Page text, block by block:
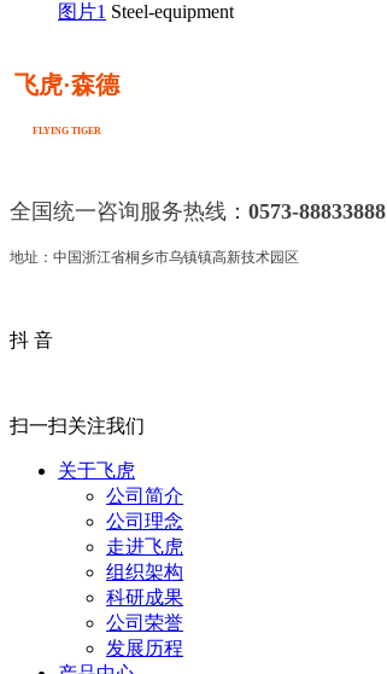
图片1 Steel-equipment
飞虎·森德
FLYING TIGER
全国统一咨询服务热线： 0573-88833888
地址：中国浙江省桐乡市乌镇镇高新技术园区
抖 音
扫一扫关注我们
关于飞虎
公司简介
公司理念
走进飞虎
组织架构
科研成果
公司荣誉
发展历程